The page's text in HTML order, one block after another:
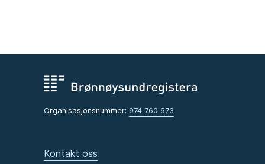
Organisasjonsnummer: 974 760 673
Kontakt oss